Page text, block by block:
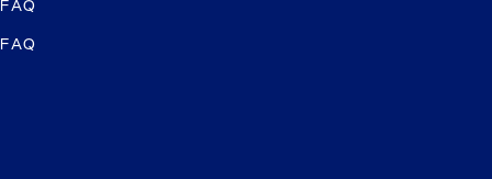
FAQ
FAQ